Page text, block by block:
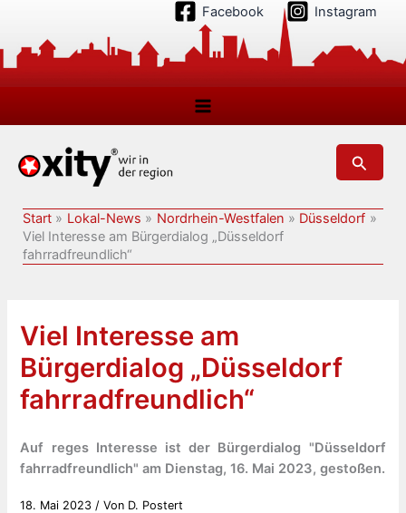
springen
Facebook Instagram
Suchen
Start Lokal-News Nordrhein-Westfalen
Düsseldorf
Viel Interesse am Bürgerdialog „Düsseldorf
fahrradfreundlich“
Viel Interesse am
Bürgerdialog „Düsseldorf
fahrradfreundlich“
Auf reges Interesse ist der Bürgerdialog "Düsseldorf
fahrradfreundlich" am Dienstag, 16. Mai 2023, gestoßen.
18. Mai 2023 / Von D. Postert